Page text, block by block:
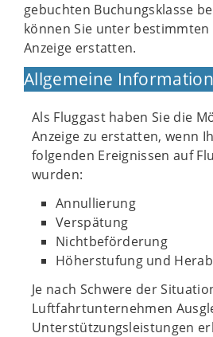
gebuchten Buchungsklasse
können Sie unter bestimmten
Anzeige erstatten.
Allgemeine
Als Fluggast haben Sie die
Anzeige zu erstatten, wenn
folgenden Ereignissen auf
wurden:
Annullierung
Verspätung
Nichtbeförderung
Höherstufung und
Je nach Schwere der
Luftfahrtunternehmen
Unterstützungsleistungen